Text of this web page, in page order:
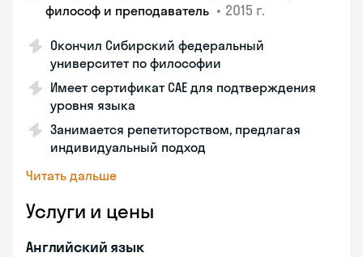
философ и преподаватель • 2015 г.
Окончил Сибирский федеральный
университет по философии
Имеет сертификат CAE для подтверждения
уровня языка
Занимается репетиторством, предлагая
индивидуальный подход
Читать дальше
Услуги и цены
Английский язык